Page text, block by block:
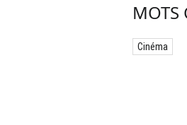
MOTS
Cinéma